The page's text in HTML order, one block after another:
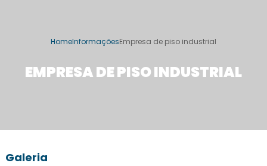
HomeInformaçõesEmpresa de piso industrial
EMPRESA DE PISO INDUSTRIAL
Galeria